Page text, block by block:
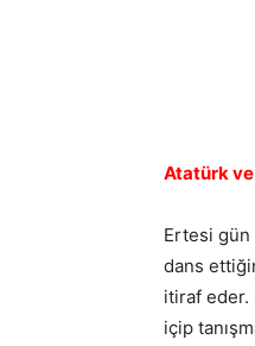
Atatürk ve
Ertesi gün
dans
itiraf eder.
içip